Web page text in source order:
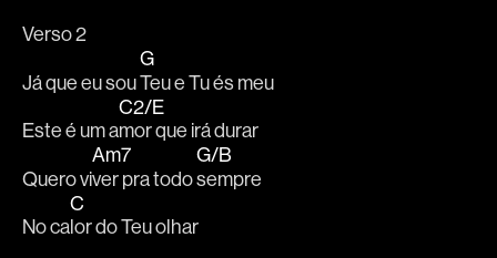
Verso 2
Já que eu sou
G
Teu e Tu és meu
Este é um a
C2/E
mor que irá durar
Quero vi
Am7
ver pra todo
G/B
sempre
No ca
C
lor do Teu olhar